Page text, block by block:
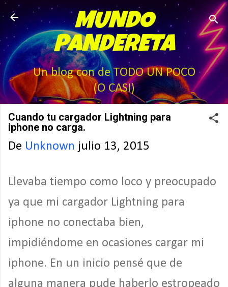
Ir al contenido principal
MUNDO
PANDERETA
Un blog con de TODO UN POCO
(O CASI)
Cuando tu cargador Lightning para
iphone no carga.
De Unknown julio 13, 2015
Llevaba tiempo como loco y preocupado
ya que mi cargador Lightning para
iphone no conectaba bien,
impidiéndome en ocasiones cargar mi
iphone. En un inicio pensé que de
alguna manera pude haberlo estropeado